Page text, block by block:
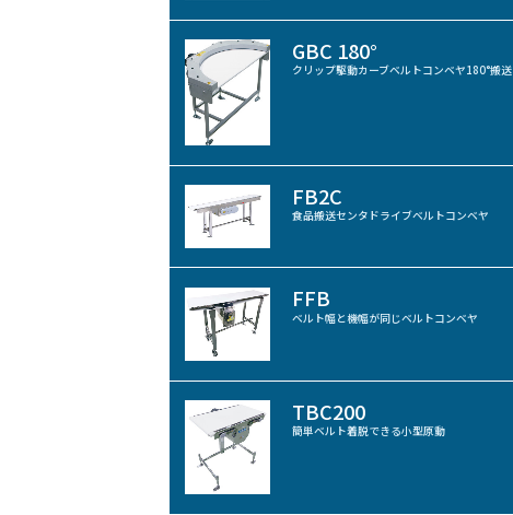
GBC 180°
クリップ駆動カーブベルトコンベヤ180°搬送
FB2C
食品搬送センタドライブベルトコンベヤ
FFB
ベルト幅と機幅が同じベルトコンベヤ
TBC200
簡単ベルト着脱できる小型原動